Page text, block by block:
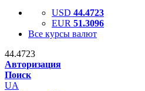
USD 44.4723
EUR 51.3096
Все курсы валют
44.4723
Авторизация
Поиск
UA